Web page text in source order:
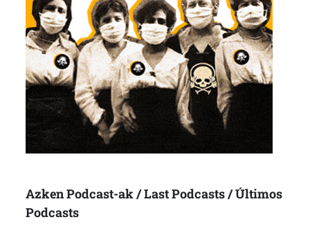
Azken Podcast-ak / Last Podcasts / Últimos
Podcasts